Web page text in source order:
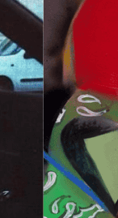
Festivals